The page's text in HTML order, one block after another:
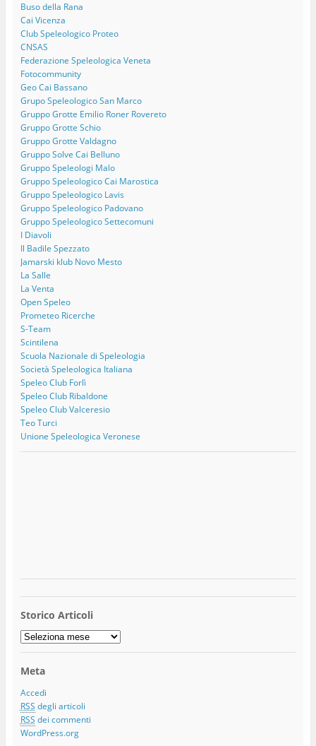
Buso della Rana
Cai Vicenza
Club Speleologico Proteo
CNSAS
Federazione Speleologica Veneta
Fotocommunity
Geo Cai Bassano
Grupo Speleologico San Marco
Gruppo Grotte Emilio Roner Rovereto
Gruppo Grotte Schio
Gruppo Grotte Valdagno
Gruppo Solve Cai Belluno
Gruppo Speleologi Malo
Gruppo Speleologico Cai Marostica
Gruppo Speleologico Lavis
Gruppo Speleologico Padovano
Gruppo Speleologico Settecomuni
I Diavoli
Il Badile Spezzato
Jamarski klub Novo Mesto
La Salle
La Venta
Open Speleo
Prometeo Ricerche
S-Team
Scintilena
Scuola Nazionale di Speleologia
Società Speleologica Italiana
Speleo Club Forlì
Speleo Club Ribaldone
Speleo Club Valceresio
Teo Turci
Unione Speleologica Veronese
Storico Articoli
Storico
Articoli
Meta
Accedi
RSS degli articoli
RSS dei commenti
WordPress.org